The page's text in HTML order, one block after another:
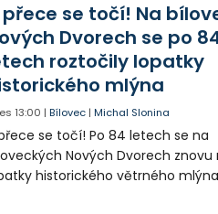
přece se točí! Na
Dvorech se po
roztočily lopatky
mlýna
13:00 |Bílovec |Michal Slonina
se točí! Po 84 letech se na
Nových Dvorech znovu
historického větrného mlýna